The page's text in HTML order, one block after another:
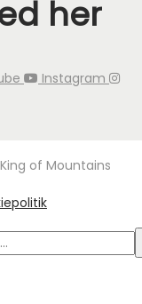
her
Instagram
of Mountains